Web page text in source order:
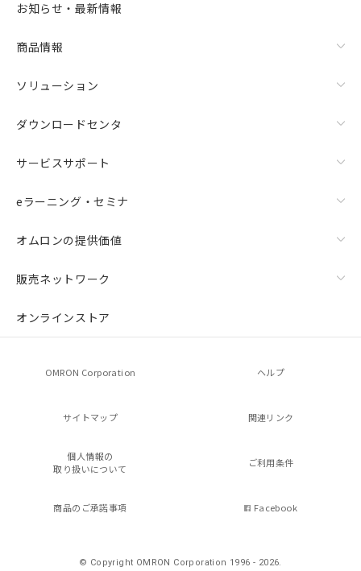
お知らせ・最新情報
商品情報
ソリューション
ダウンロードセンタ
サービスサポート
eラーニング・セミナ
オムロンの提供価値
販売ネットワーク
オンラインストア
OMRON Corporation ヘルプ
サイトマップ 関連リンク
個人情報の
取り扱いについて
ご利用条件
商品のご承諾事項 Facebook
© Copyright OMRON Corporation 1996 - 2026.